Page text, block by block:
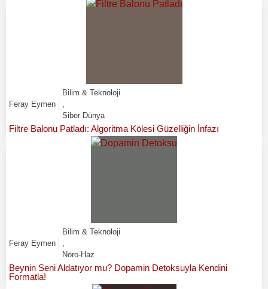
Feray Eymen
Bilim & Teknoloji
,
Siber Dünya
Filtre Balonu Patladı: Algoritma Kölesi Güzelliğin İnfazı
Feray Eymen
Bilim & Teknoloji
,
Nöro-Haz
Beynin Seni Aldatıyor mu? Dopamin Detoksuyla Kendini
Formatla!